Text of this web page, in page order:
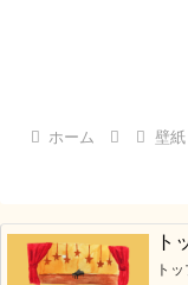
ホーム 壁紙
ト
ト